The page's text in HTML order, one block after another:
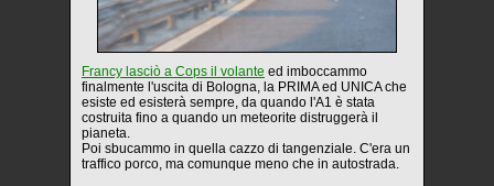
Francy lasciò a Cops il volante ed imboccammo
finalmente l'uscita di Bologna, la PRIMA ed UNICA che
esiste ed esisterà sempre, da quando l'A1 è stata
costruita fino a quando un meteorite distruggerà il
pianeta.
Poi sbucammo in quella cazzo di tangenziale. C'era un
traffico porco, ma comunque meno che in autostrada.